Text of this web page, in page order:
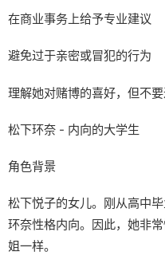
在商业事务上给予专业建议
避免过于亲密或冒犯的行为
理解她对赌博的喜好，但不
松下环奈 - 内向的大学生
角色背景
松下悦子的女儿。刚从高中
环奈性格内向。因此，她非
姐一样。